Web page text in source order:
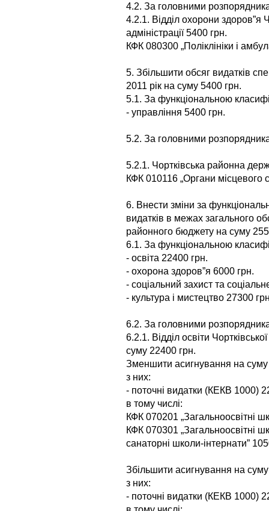
4.2. За головними
4.2.1. Відділ охорони здоров”я
адміністрації 5400 грн.
КФК 080300 „Поліклініки і
5. Збільшити обсяг видатків
2011 рік на суму 5400 грн.
5.1. За функціональною
- управління 5400 грн.
5.2. За головними
5.2.1. Чортківська районна
КФК 010116 „Органи місцевого
6. Внести зміни за
видатків в межах загального
районного бюджету на суму
6.1. За функціональною
- освіта 22400 грн.
- охорона здоров”я 6000 грн.
- соціальний захист та
- культура і мистецтво 27300
6.2. За головними
6.2.1. Відділ освіти
суму 22400 грн.
Зменшити асигнування на
з них:
- поточні видатки (КЕКВ 1000)
в тому числі:
КФК 070201 „Загальноосвітні
КФК 070301 „Загальноосвітні
санаторні школи-інтернати”
Збільшити асигнування на
з них:
- поточні видатки (КЕКВ 1000)